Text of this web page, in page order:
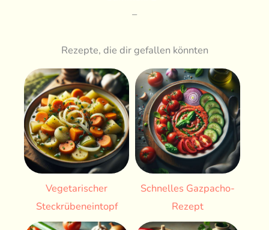
–
Rezepte, die dir gefallen könnten
Vegetarischer
Steckrübeneintopf
Schnelles Gazpacho-
Rezept